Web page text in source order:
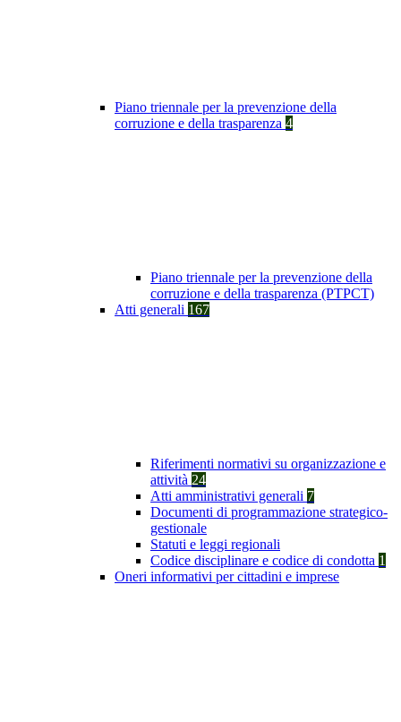
Piano triennale per la prevenzione della
corruzione e della trasparenza 4
Piano triennale per la prevenzione della
corruzione e della trasparenza (PTPCT)
Atti generali 167
Riferimenti normativi su organizzazione e
attività 24
Atti amministrativi generali 7
Documenti di programmazione strategico-
gestionale
Statuti e leggi regionali
Codice disciplinare e codice di condotta 1
Oneri informativi per cittadini e imprese